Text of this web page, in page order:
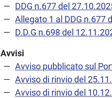
DDG n.677 del
Allegato 1 al DDG n.677
D.D.G n.698 del
Avvisi
Avviso pubblicato sul
Avviso di rinvio del
Avviso di rinvio del